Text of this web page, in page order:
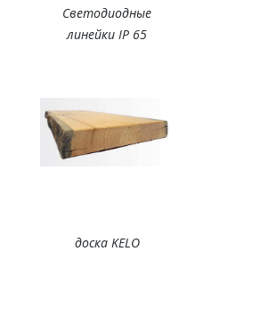
Светодиодные
линейки IP 65
доска KELO